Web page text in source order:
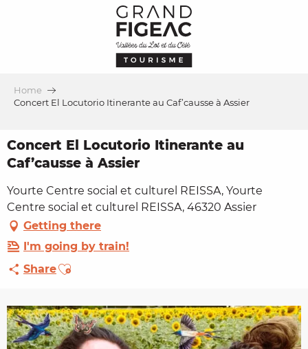
Home
Concert El Locutorio Itinerante au Caf’causse à Assier
Concert El Locutorio Itinerante au
Caf’causse à Assier
Yourte Centre social et culturel REISSA, Yourte
Centre social et culturel REISSA, 46320 Assier
Getting there
I'm going by train!
ShareAjouter aux favoris